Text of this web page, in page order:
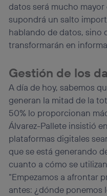
datos será mucho
supondrá un salto
hablando de datos, sino
transformarán en
Gestión de los
A día de hoy, sabemos
generan la mitad de la
50% lo proporcionan
Álvarez-Pallete insistió
plataformas digitales
que se está generando
cuanto a cómo se
“Empezamos a afrontar
antes: ¿dónde ponemos